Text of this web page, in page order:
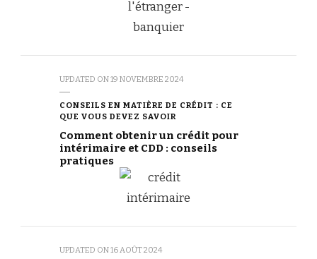
UPDATED ON19 NOVEMBRE 2024
CONSEILS EN MATIÈRE DE CRÉDIT : CE
QUE VOUS DEVEZ SAVOIR
Comment obtenir un crédit pour
intérimaire et CDD : conseils
pratiques
UPDATED ON16 AOÛT 2024